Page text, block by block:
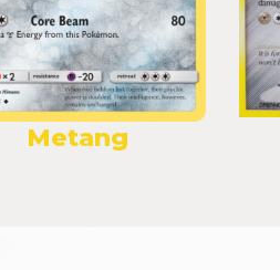
Metang